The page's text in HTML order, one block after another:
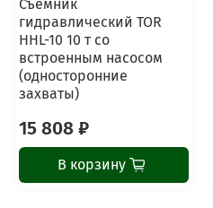
Съемник
гидравлический TOR
HHL-10 10 т со
встроенным насосом
(односторонние
захваты)
15 808 ₽
В корзину